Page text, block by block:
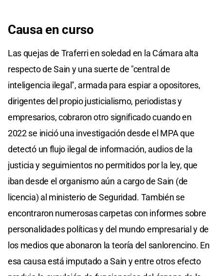
Causa en curso
Las quejas de Traferri en soledad en la Cámara alta
respecto de Sain y una suerte de "central de
inteligencia ilegal", armada para espiar a opositores,
dirigentes del propio justicialismo, periodistas y
empresarios, cobraron otro significado cuando en
2022 se inició una investigación desde el MPA que
detectó un flujo ilegal de información, audios de la
justicia y seguimientos no permitidos por la ley, que
iban desde el organismo aún a cargo de Sain (de
licencia) al ministerio de Seguridad. También se
encontraron numerosas carpetas con informes sobre
personalidades políticas y del mundo empresarial y de
los medios que abonaron la teoría del sanlorencino. En
esa causa está imputado a Sain y entre otros efecto